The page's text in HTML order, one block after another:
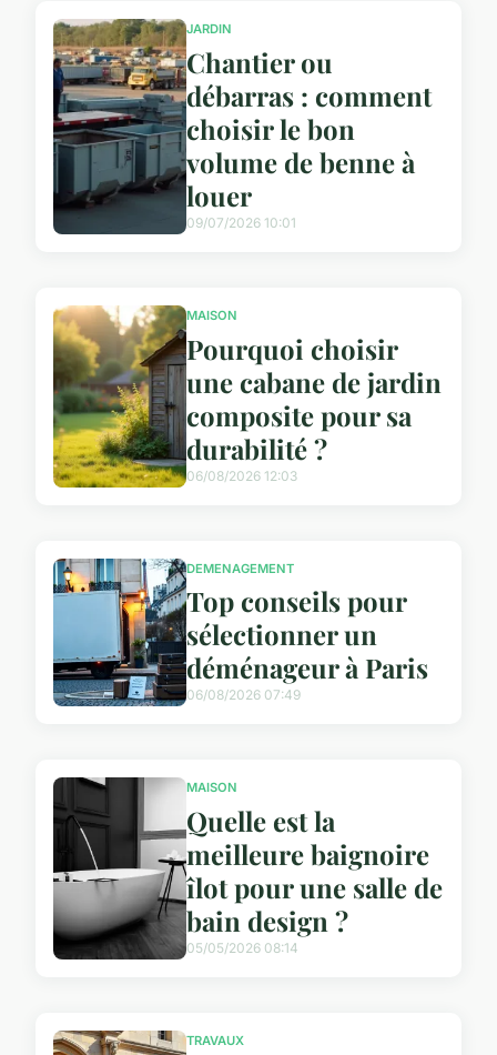
JARDIN
Chantier ou
débarras : comment
choisir le bon
volume de benne à
louer
09/07/2026 10:01
MAISON
Pourquoi choisir
une cabane de jardin
composite pour sa
durabilité ?
06/08/2026 12:03
DEMENAGEMENT
Top conseils pour
sélectionner un
déménageur à Paris
06/08/2026 07:49
MAISON
Quelle est la
meilleure baignoire
îlot pour une salle de
bain design ?
05/05/2026 08:14
TRAVAUX